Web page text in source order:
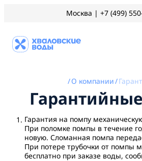
Москва | +7 (499)
/О компании/
Гарантия на помпу
При поломке помпы в течение
новую. Сломанная помпа
При потере трубочки от помпы
бесплатно при заказе воды,